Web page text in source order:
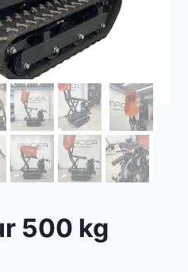
500 kg